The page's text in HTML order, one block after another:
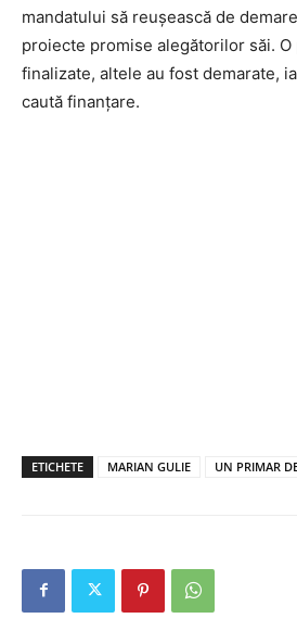
mandatului să reușească de
proiecte promise alegătorilor săi.
finalizate, altele au fost demarate,
caută finanțare.
ETICHETE MARIAN GULIE UN PRIMAR